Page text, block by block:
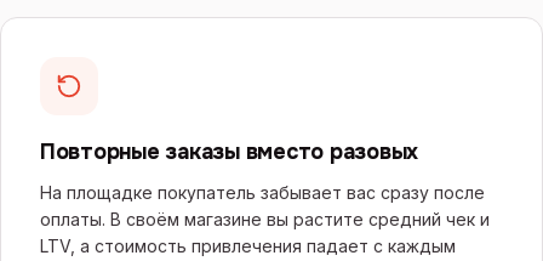
Повторные заказы вместо разовых
На площадке покупатель забывает вас сразу после
оплаты. В своём магазине вы растите средний чек и
LTV, а стоимость привлечения падает с каждым